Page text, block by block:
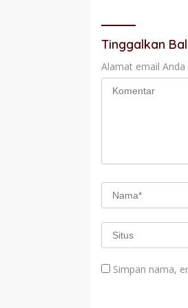
Tinggalkan
Alamat email Anda
Simpan nama,